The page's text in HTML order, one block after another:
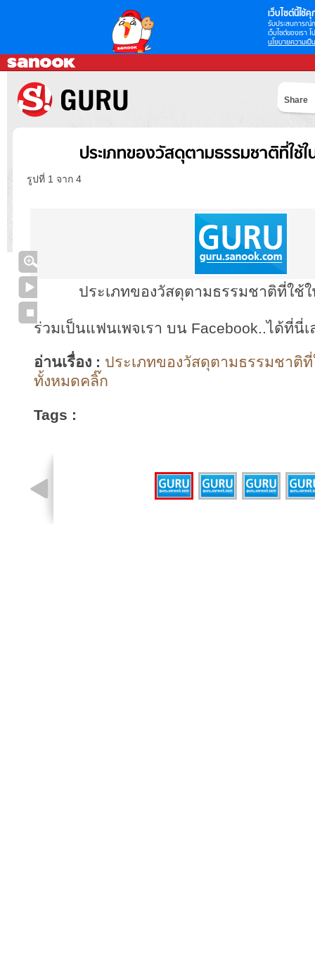
เว็บไซต์นี้ใช้คุ
รับประสบการณ์
เว็บไซต์ของเรา
นโยบายความเป็
Share
ประเภทของวัสดุตามธรรมชาติที่ใช้
รูปที่ 1 จาก 4
ประเภทของวัสดุตามธรรมชาติที่ใช้
ร่วมเป็นแฟนเพจเรา บน Facebook..ได้ที่นี่เ
อ่านเรื่อง : ประเภทของวัสดุตามธรรมชาติ
ทั้งหมดคลิ๊ก
Tags :